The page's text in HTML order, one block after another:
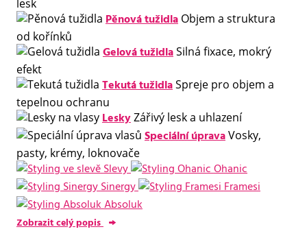
lesk
Pěnová tužidla Objem a struktura
od kořínků
Gelová tužidlaSilná fixace, mokrý
efekt
Tekutá tužidlaSpreje pro objem a
tepelnou ochranu
LeskyZářivý lesk a uhlazení
Speciální úpravaVosky,
pasty, krémy, loknovače
Slevy
Ohanic
Sinergy
Framesi
Absoluk
Zobrazit celý popis